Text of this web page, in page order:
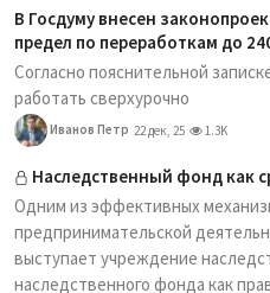
В Госдуму внесен
предел по переработкам до
Согласно пояснительной
работать сверхурочно
Иванов Петр 22 дек, 25 1.3K
Наследственный фонд как
Одним из эффективных
предпринимательской
выступает учреждение
наследственного фонда как